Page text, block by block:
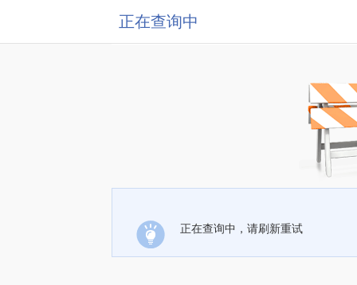
正在查询中
正在查询中，请刷新重试